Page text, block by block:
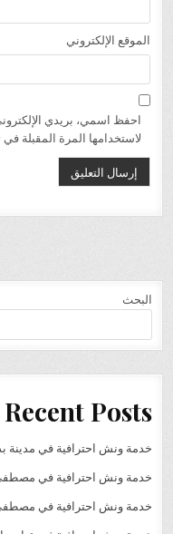
الموقع الإلكتروني
احفظ اسمي، بريدي
لاستخدامها المرة المقبلة في
البحث
Recent Posts
خدمة ونش احترافية في مدينة
خدمة ونش احترافية في مصطفى
خدمة ونش احترافية في مصطفى